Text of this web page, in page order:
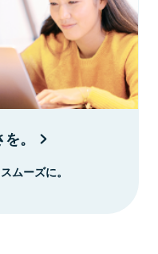
。
ムーズに。